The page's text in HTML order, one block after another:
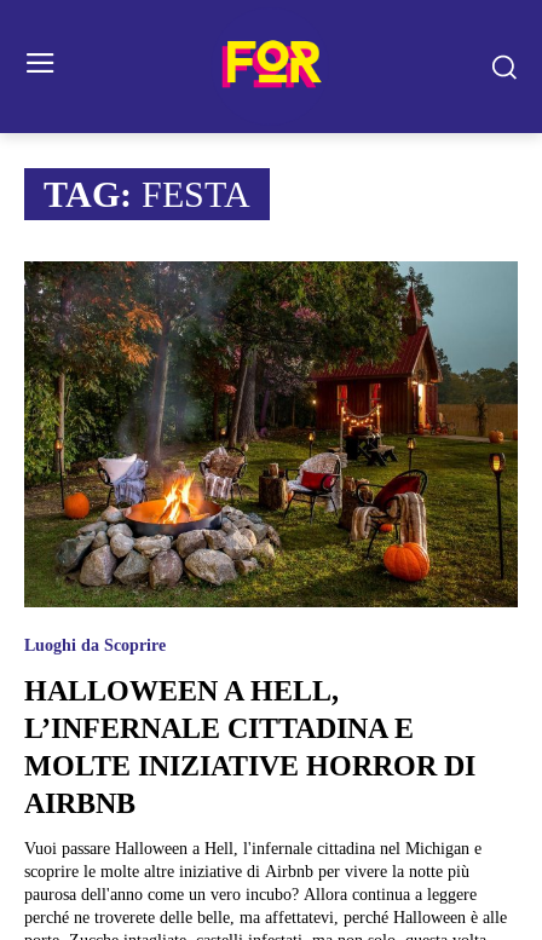
TAG: FESTA
Luoghi da Scoprire
HALLOWEEN A HELL,
L’INFERNALE CITTADINA E
MOLTE INIZIATIVE HORROR DI
AIRBNB
Vuoi passare Halloween a Hell, l'infernale cittadina nel Michigan e
scoprire le molte altre iniziative di Airbnb per vivere la notte più
paurosa dell'anno come un vero incubo? Allora continua a leggere
perché ne troverete delle belle, ma affettatevi, perché Halloween è alle